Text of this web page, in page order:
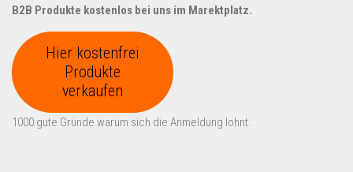
B2B Produkte kostenlos bei uns im Marektplatz.
Hier kostenfrei
Produkte
verkaufen
1000 gute Gründe warum sich die Anmeldung lohnt.